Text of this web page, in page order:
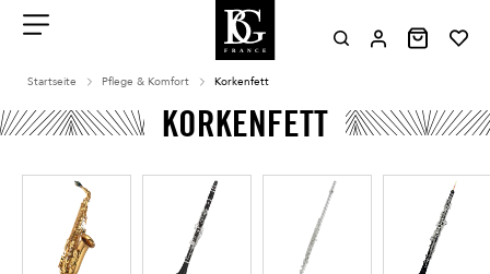
contenu
Startseite Pflege & Komfort Korkenfett
KORKENFETT